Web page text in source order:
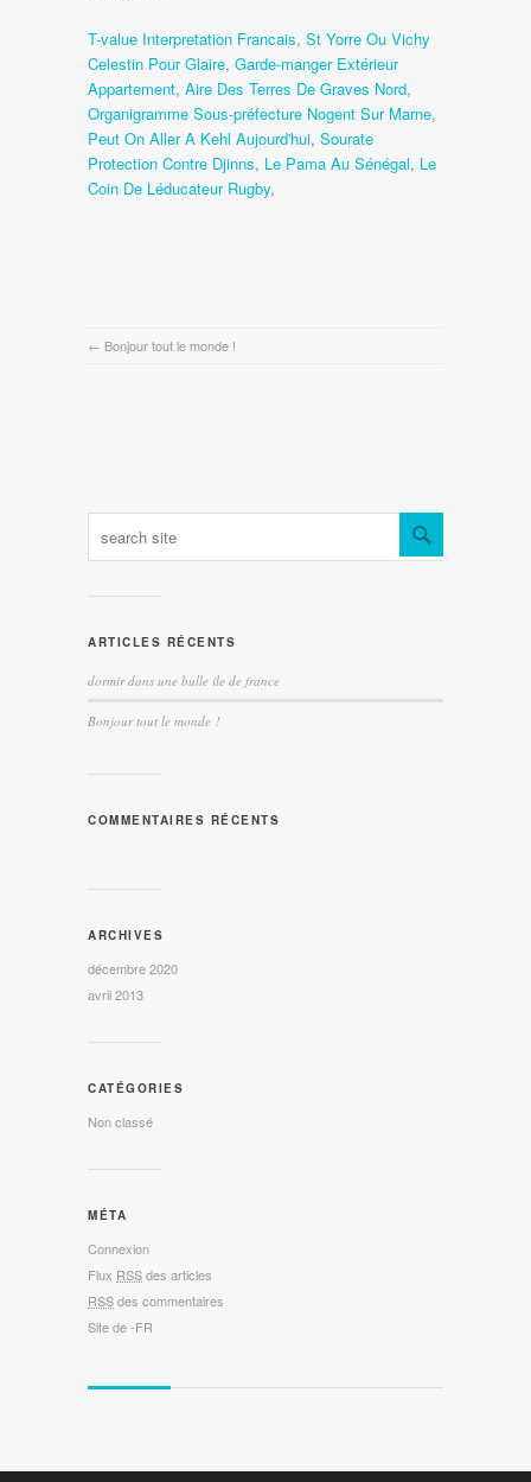
T-value Interpretation Francais, St Yorre Ou Vichy
Celestin Pour Glaire, Garde-manger Extérieur
Appartement, Aire Des Terres De Graves Nord,
Organigramme Sous-préfecture Nogent Sur Marne,
Peut On Aller A Kehl Aujourd'hui, Sourate
Protection Contre Djinns, Le Pama Au Sénégal, Le
Coin De Léducateur Rugby,
← Bonjour tout le monde !
ARTICLES RÉCENTS
dormir dans une bulle ile de france
Bonjour tout le monde !
COMMENTAIRES RÉCENTS
ARCHIVES
décembre 2020
avril 2013
CATÉGORIES
Non classé
MÉTA
Connexion
Flux RSSdes articles
RSSdes commentaires
Site de -FR